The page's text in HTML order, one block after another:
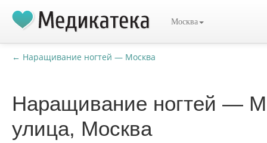
Москва
← Наращивание ногтей — Москва
Наращивание ногтей —
улица, Москва